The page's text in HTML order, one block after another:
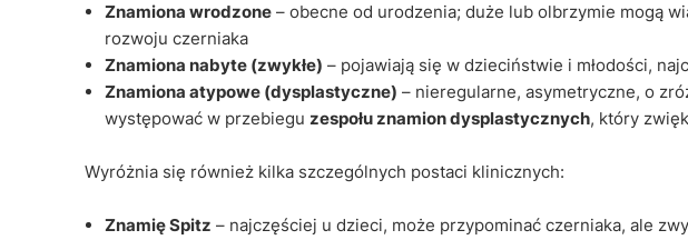
Znamiona wrodzone – obecne od urodzenia; duże lub olbrzymie mogą
rozwoju czerniaka
Znamiona nabyte (zwykłe) – pojawiają się w dzieciństwie i młodości,
Znamiona atypowe (dysplastyczne) – nieregularne, asymetryczne, o
występować w przebiegu zespołu znamion dysplastycznych, który
Wyróżnia się również kilka szczególnych postaci klinicznych:
Znamię Spitz – najczęściej u dzieci, może przypominać czerniaka, ale